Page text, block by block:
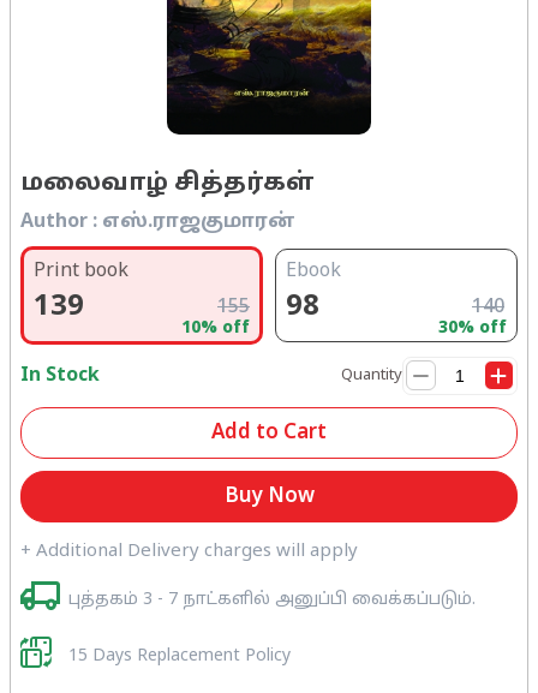
மலைவாழ் சித்தர்கள்
Author : எஸ்.ராஜகுமாரன்
Print book
139 155
10% off
Ebook
98 140
30% off
In Stock Quantity
Add to Cart
Buy Now
+ Additional Delivery charges will apply
புத்தகம் 3 - 7 நாட்களில் அனுப்பி வைக்கப்படும்.
15 Days Replacement Policy